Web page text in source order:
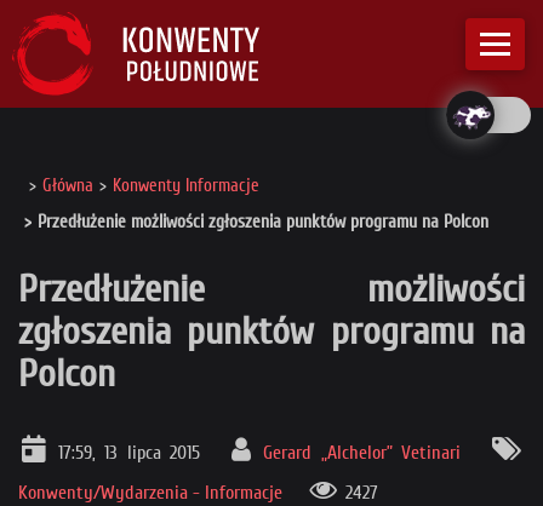
Główna
Konwenty Informacje
Przedłużenie możliwości zgłoszenia punktów programu na Polcon
Przedłużenie możliwości
zgłoszenia punktów programu na
Polcon
17:59, 13 lipca 2015
Gerard „Alchelor” Vetinari
Konwenty/Wydarzenia - Informacje
2427